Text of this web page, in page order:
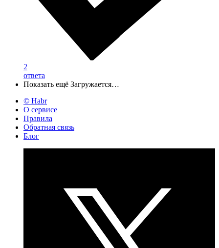
2
ответа
Показать ещё Загружается…
© Habr
О сервисе
Правила
Обратная связь
Блог